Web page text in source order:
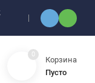
0
Корзина
Пусто